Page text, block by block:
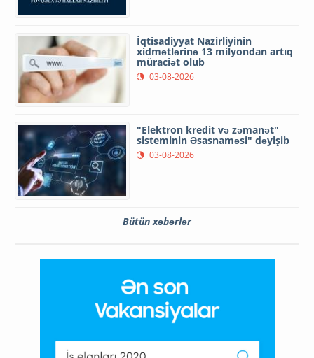
İqtisadiyyat Nazirliyinin
xidmətlərinə 13 milyondan artıq
müraciət olub
03-08-2026
"Elektron kredit və zəmanət"
sisteminin Əsasnaməsi" dəyişib
03-08-2026
Bütün xəbərlər